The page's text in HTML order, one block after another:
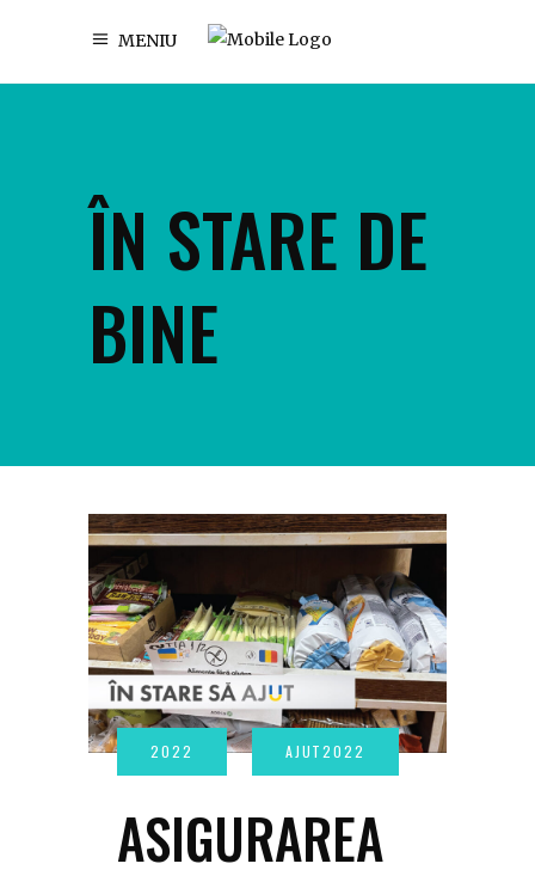
MENIU
ÎN STARE DE
BINE
ASIGURAREA